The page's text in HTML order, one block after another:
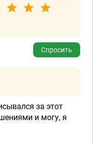
Спросить
за этот
и могу, я